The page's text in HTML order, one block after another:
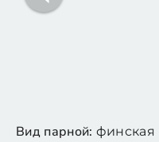
Вид парной: финская